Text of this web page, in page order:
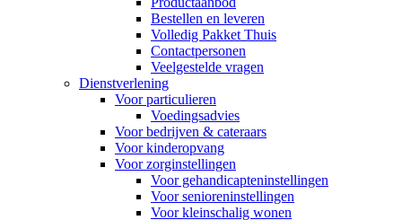
Bestellen en leveren
Volledig Pakket Thuis
Contactpersonen
Veelgestelde vragen
Dienstverlening
Voor particulieren
Voedingsadvies
Voor bedrijven & cateraars
Voor kinderopvang
Voor zorginstellingen
Voor gehandicapteninstellingen
Voor senioreninstellingen
Voor kleinschalig wonen